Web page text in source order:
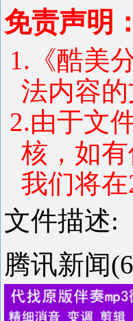
免责声明：
1.《酷美
法内容
2.由于文
核，如
我们将
文件描述:
腾讯新闻